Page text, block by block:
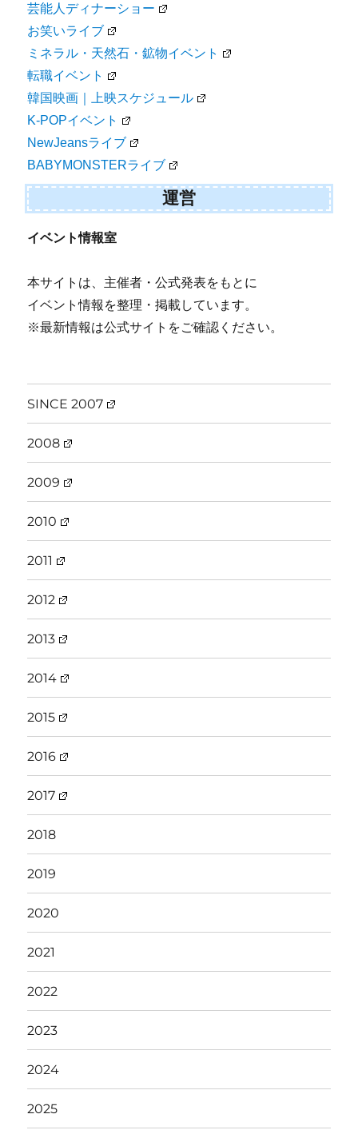
芸能人ディナーショー
お笑いライブ
ミネラル・天然石・鉱物イベント
転職イベント
韓国映画｜上映スケジュール
K-POPイベント
NewJeansライブ
BABYMONSTERライブ
運営
イベント情報室
本サイトは、主催者・公式発表をもとに
イベント情報を整理・掲載しています。
※最新情報は公式サイトをご確認ください。
SINCE 2007
2008
2009
2010
2011
2012
2013
2014
2015
2016
2017
2018
2019
2020
2021
2022
2023
2024
2025